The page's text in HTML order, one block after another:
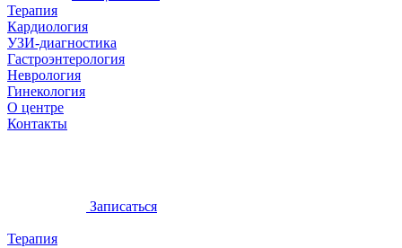
Терапия
Кардиология
УЗИ-диагностика
Гастроэнтерология
Неврология
Гинекология
О центре
Контакты
Записаться
Терапия